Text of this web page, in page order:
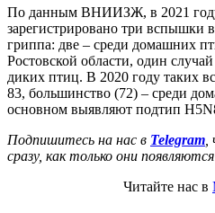
По данным ВНИИЗЖ, в 2021
зарегистрировано три вспышки
гриппа: две – среди домашних
Ростовской области, один
диких птиц. В 2020 году таких
83, большинство (72) – среди
основном выявляют подтип
Подпишитесь на нас в Telegram
сразу, как только они
Читайте нас в